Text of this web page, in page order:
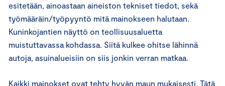
esitetään, ainoastaan aineiston tekniset tiedot, sekä
työmääräin/työpyyntö mitä mainokseen halutaan.
Kuninkojantien näyttö on teollisuusaluetta
muistuttavassa kohdassa. Siitä kulkee ohitse lähinnä
autoja, asuinalueisiin on siis jonkin verran matkaa.
Kaikki mainokset ovat tehty hyvän maun mukaisesti. Tätä